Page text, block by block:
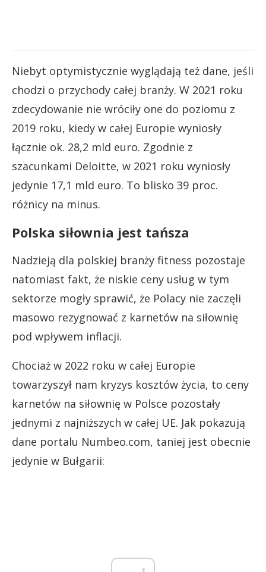
Niebyt optymistycznie wyglądają też dane, jeśli
chodzi o przychody całej branży. W 2021 roku
zdecydowanie nie wróciły one do poziomu z
2019 roku, kiedy w całej Europie wyniosły
łącznie ok. 28,2 mld euro. Zgodnie z
szacunkami Deloitte, w 2021 roku wyniosły
jedynie 17,1 mld euro. To blisko 39 proc.
różnicy na minus.
Polska siłownia jest tańsza
Nadzieją dla polskiej branży fitness pozostaje
natomiast fakt, że niskie ceny usług w tym
sektorze mogły sprawić, że Polacy nie zaczęli
masowo rezygnować z karnetów na siłownię
pod wpływem inflacji.
Chociaż w 2022 roku w całej Europie
towarzyszył nam kryzys kosztów życia, to ceny
karnetów na siłownię w Polsce pozostały
jednymi z najniższych w całej UE. Jak pokazują
dane portalu Numbeo.com, taniej jest obecnie
jedynie w Bułgarii: